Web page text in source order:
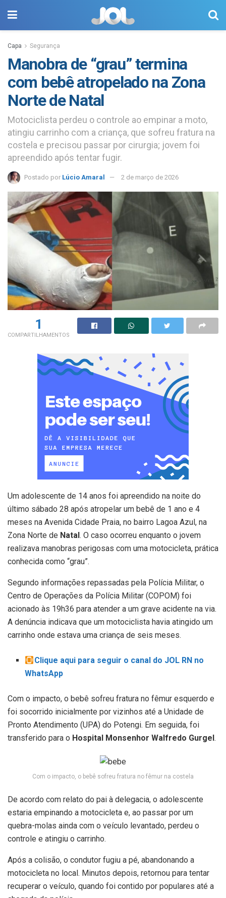
Capa Segurança
Manobra de “grau” termina
com bebê atropelado na Zona
Norte de Natal
Motociclista perdeu o controle ao empinar a moto,
atingiu carrinho com a criança, que sofreu fratura na
costela e precisou passar por cirurgia; jovem foi
apreendido após tentar fugir.
Postado por Lúcio Amaral 2 de março de 2026
1
COMPARTILHAMENTOS
Um adolescente de 14 anos foi apreendido na noite do
último sábado 28 após atropelar um bebê de 1 ano e 4
meses na Avenida Cidade Praia, no bairro Lagoa Azul, na
Zona Norte de Natal . O caso ocorreu enquanto o jovem
realizava manobras perigosas com uma motocicleta, prática
conhecida como “grau”.
Segundo informações repassadas pela Polícia Militar, o
Centro de Operações da Polícia Militar (COPOM) foi
acionado às 19h36 para atender a um grave acidente na via.
A denúncia indicava que um motociclista havia atingido um
carrinho onde estava uma criança de seis meses.
Clique aqui para seguir o canal do JOL RN no
WhatsApp
Com o impacto, o bebê sofreu fratura no fêmur esquerdo e
foi socorrido inicialmente por vizinhos até a Unidade de
Pronto Atendimento (UPA) do Potengi. Em seguida, foi
transferido para o Hospital Monsenhor Walfredo Gurgel .
Com o impacto, o bebê sofreu fratura no fêmur na costela
De acordo com relato do pai à delegacia, o adolescente
estaria empinando a motocicleta e, ao passar por um
quebra-molas ainda com o veículo levantado, perdeu o
controle e atingiu o carrinho.
Após a colisão, o condutor fugiu a pé, abandonando a
motocicleta no local. Minutos depois, retornou para tentar
recuperar o veículo, quando foi contido por populares até a